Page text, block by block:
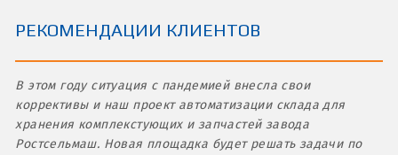
РЕКОМЕНДАЦИИ КЛИЕНТОВ
В этом году ситуация с пандемией внесла свои
коррективы и наш проект автоматизации склада для
хранения комплекстующих и запчастей завода
Ростсельмаш. Новая площадка будет решать задачи по